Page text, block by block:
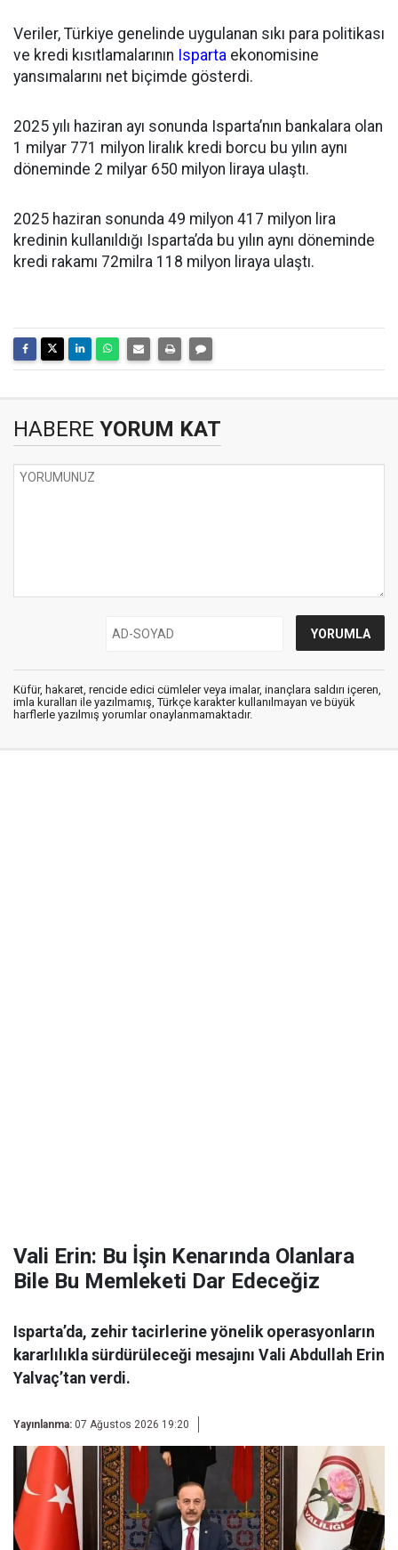
Veriler, Türkiye genelinde uygulanan sıkı para politikası
ve kredi kısıtlamalarının Isparta ekonomisine
yansımalarını net biçimde gösterdi.
2025 yılı haziran ayı sonunda Isparta’nın bankalara olan
1 milyar 771 milyon liralık kredi borcu bu yılın aynı
döneminde 2 milyar 650 milyon liraya ulaştı.
2025 haziran sonunda 49 milyon 417 milyon lira
kredinin kullanıldığı Isparta’da bu yılın aynı döneminde
kredi rakamı 72milra 118 milyon liraya ulaştı.
HABERE YORUM KAT
Küfür, hakaret, rencide edici cümleler veya imalar, inançlara saldırı içeren,
imla kuralları ile yazılmamış, Türkçe karakter kullanılmayan ve büyük
harflerle yazılmış yorumlar onaylanmamaktadır.
Vali Erin: Bu İşin Kenarında Olanlara
Bile Bu Memleketi Dar Edeceğiz
Isparta’da, zehir tacirlerine yönelik operasyonların
kararlılıkla sürdürüleceği mesajını Vali Abdullah Erin
Yalvaç’tan verdi.
Yayınlanma: 07 Ağustos 2026 19:20